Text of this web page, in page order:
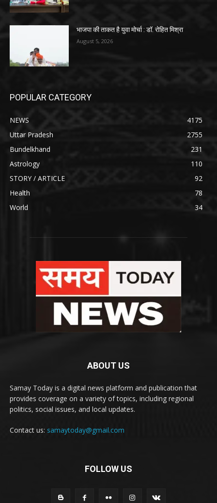
भाजपा की ताकत है युवा मोर्चा : डॉ. रोहित मिश्रा
August 5, 2026
POPULAR CATEGORY
NEWS
4175
Uttar Pradesh
2755
Bundelkhand
231
Astrology
110
STORY / ARTICLE
92
Health
78
World
34
ABOUT US
Samay Today is a digital news platform and publication that
provides coverage on a variety of topics, including regional
politics, social issues, and local updates.
Contact us: samaytoday@gmail.com
FOLLOW US